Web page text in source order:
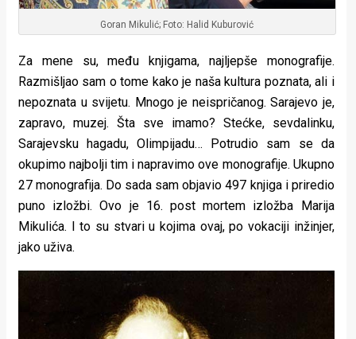
Goran Mikulić; Foto: Halid Kuburović
Za mene su, među knjigama, najljepše monografije.
Razmišljao sam o tome kako je naša kultura poznata, ali i
nepoznata u svijetu. Mnogo je neispričanog. Sarajevo je,
zapravo, muzej. Šta sve imamo? Stećke, sevdalinku,
Sarajevsku hagadu, Olimpijadu… Potrudio sam se da
okupimo najbolji tim i napravimo ove monografije. Ukupno
27 monografija. Do sada sam objavio 497 knjiga i priredio
puno izložbi. Ovo je 16. post mortem izložba Marija
Mikulića. I to su stvari u kojima ovaj, po vokaciji inžinjer,
jako uživa.